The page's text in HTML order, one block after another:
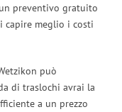
preventivo gratuito
capire meglio i costi
può
di traslochi avrai la
a un prezzo